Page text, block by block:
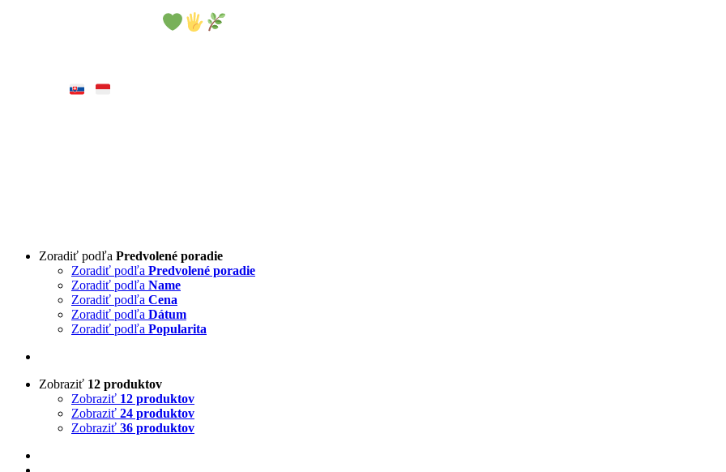
Zoradiť podľa Predvolené poradie
Zoradiť podľa Predvolené poradie
Zoradiť podľa Name
Zoradiť podľa Cena
Zoradiť podľa Dátum
Zoradiť podľa Popularita
Zobraziť 12 produktov
Zobraziť 12 produktov
Zobraziť 24 produktov
Zobraziť 36 produktov